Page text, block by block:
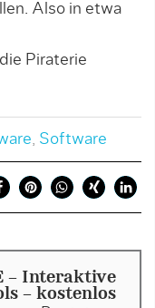
Also in etwa
Piraterie
, Software
- Interaktive
- kostenlos